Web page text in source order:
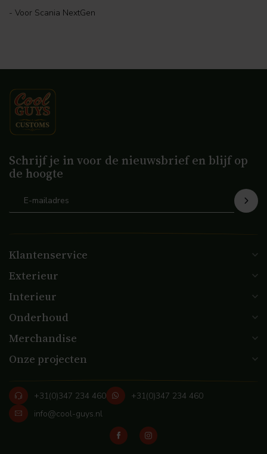
- Voor Scania NextGen
Schrijf je in voor de nieuwsbrief en blijf op
de hoogte
Klantenservice
Exterieur
Interieur
Onderhoud
Merchandise
Onze projecten
+31(0)347 234 460
+31(0)347 234 460
info@cool-guys.nl